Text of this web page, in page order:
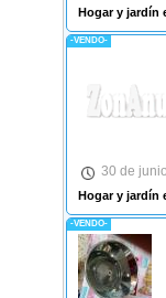
Hogar y jardín
-VENDO-
30 de
Hogar y jardín
-VENDO-